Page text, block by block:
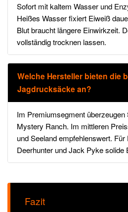
Sofort mit kaltem Wasser und
Heißes Wasser fixiert Eiweiß
Blut braucht längere Einwirkzeit.
vollständig trocknen lassen.
Welche Hersteller bieten die
Jagdrucksäcke an?
Im Premiumsegment überzeugen
Mystery Ranch. Im mittleren
und Seeland empfehlenswert. Für
Deerhunter und Jack Pyke solide
Fazit